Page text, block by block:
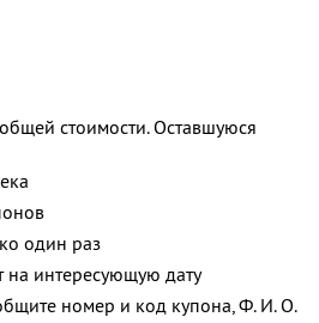
стоимости. Оставшуюся
один раз
на интересующую дату
номер и код купона,Ф. И. О.